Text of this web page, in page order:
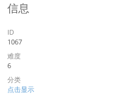
信息
ID
1067
难度
6
分类
点击显示